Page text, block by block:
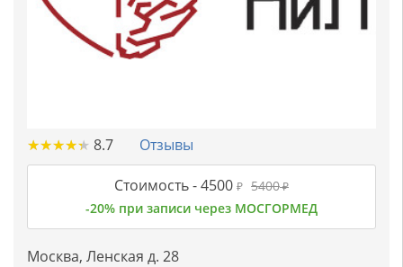
★★★★★
★★★★★ 8.7 Отзывы
Стоимость -4500 ₽ 5400₽
-20% при записи через МОСГОРМЕД
Москва, Ленская д. 28